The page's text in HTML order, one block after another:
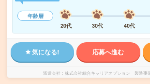
年齢層
20代
30代 40代
気になる! 応募へ進む
派遣会社 株式会社綜合キャリアオプション 製造事